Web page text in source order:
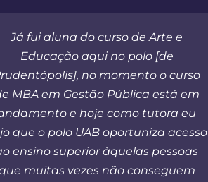
Já fui aluna do curso de Arte e
Educação aqui no polo [de
no momento o curso
MBA em Gestão Pública está em
e hoje como tutora eu
que o polo UAB oportuniza acesso
ensino superior àquelas pessoas
muitas vezes não conseguem